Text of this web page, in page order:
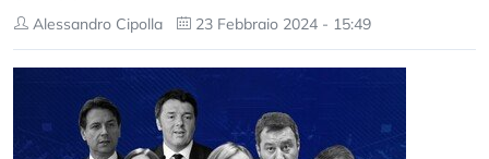
Alessandro Cipolla 23 Febbraio 2024 - 15:49